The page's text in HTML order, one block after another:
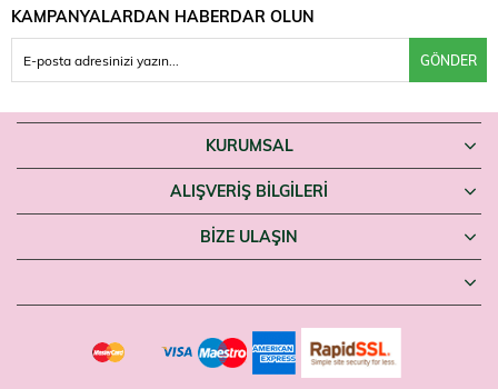
KAMPANYALARDAN HABERDAR OLUN
GÖNDER
KURUMSAL
ALIŞVERİŞ BİLGİLERİ
BIZE ULAŞIN